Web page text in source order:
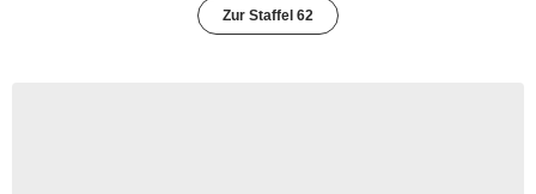
Zur Staffel 62